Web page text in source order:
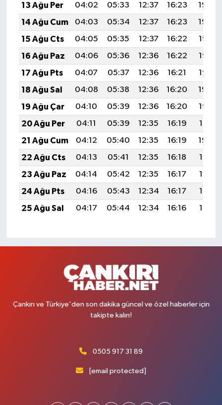
13 Ağu Per
04:02 05:33 12:37 16:23
19:30
14 Ağu Cum
04:03 05:34 12:37 16:23
19:29
15 Ağu Cts
04:05 05:35 12:37 16:22
19:28
16 Ağu Paz
04:06 05:36 12:36 16:22
19:27
17 Ağu Pts
04:07 05:37 12:36 16:21
19:25
18 Ağu Sal
04:08 05:38 12:36 16:20
19:24
19 Ağu Çar
04:10 05:39 12:36 16:20
19:23
20 Ağu Per
04:11 05:39 12:35 16:19
19:21
21 Ağu Cum
04:12 05:40 12:35 16:19
19:20
22 Ağu Cts
04:13 05:41 12:35 16:18
19:19
23 Ağu Paz
04:14 05:42 12:35 16:17
19:17
24 Ağu Pts
04:16 05:43 12:34 16:17
19:16
25 Ağu Sal
04:17 05:44 12:34 16:16 19:15
Çankırı ve Türkiye'den son dakika güncel ve özel haberler için
takipte kalın!
0505 917 31 89
[email protected]